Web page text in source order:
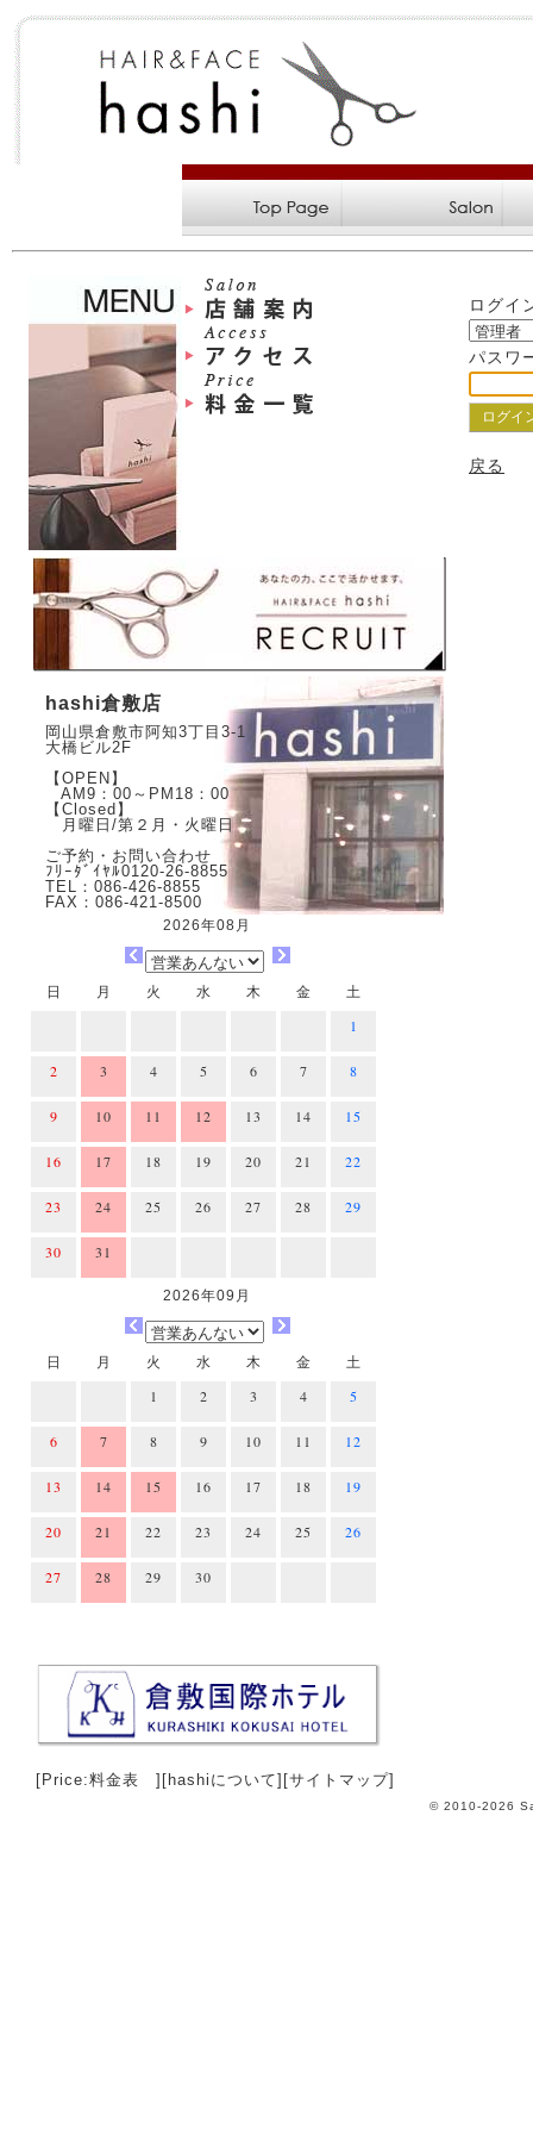
ログイ
パスワ
戻る
hashi倉敷店
岡山県倉敷市阿知3丁目3-1
大橋ビル2F
【OPEN】
AM9：00～PM18：00
【Closed】
月曜日/第２月・火曜日
ご予約・お問い合わせ
ﾌﾘｰﾀﾞｲﾔﾙ0120-26-8855
TEL：086-426-8855
FAX：086-421-8500
2026年08月
日 月 火 水 木 金 土
1
2 3 4 5 6 7 8
9 10 11 12 13 14 15
16 17 18 19 20 21 22
23 24 25 26 27 28 29
30 31
2026年09月
日 月 火 水 木 金 土
1 2 3 4 5
6 7 8 9 10 11 12
13 14 15 16 17 18 19
20 21 22 23 24 25 26
27 28 29 30
[Price:料金表 ] [hashiについて] [サイトマップ]
© 2010-2026